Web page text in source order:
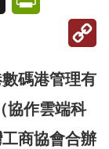
碼港管理有
協作雲端科
商協會合辦